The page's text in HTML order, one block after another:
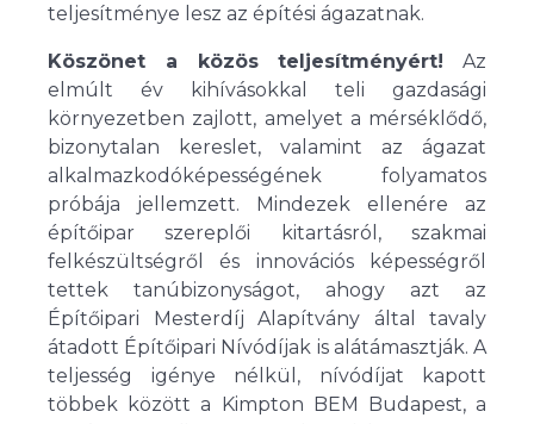
teljesítménye lesz az építési ágazatnak.
Köszönet a közös teljesítményért! Az
elmúlt év kihívásokkal teli gazdasági
környezetben zajlott, amelyet a mérséklődő,
bizonytalan kereslet, valamint az ágazat
alkalmazkodóképességének folyamatos
próbája jellemzett. Mindezek ellenére az
építőipar szereplői kitartásról, szakmai
felkészültségről és innovációs képességről
tettek tanúbizonyságot, ahogy azt az
Építőipari Mesterdíj Alapítvány által tavaly
átadott Építőipari Nívódíjak is alátámasztják. A
teljesség igénye nélkül, nívódíjat kapott
többek között a Kimpton BEM Budapest, a